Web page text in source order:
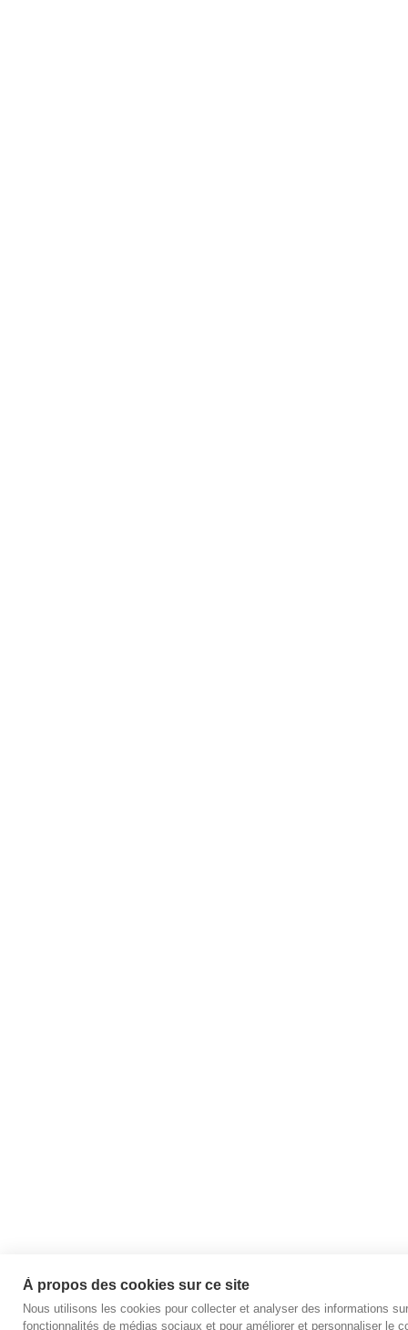
À propos des cookies sur ce site
Nous utilisons les cookies pour collecter et analyser des informations
fonctionnalités de médias sociaux et pour améliorer et personnaliser le